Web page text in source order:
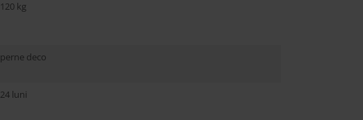
120 kg
perne deco
24 luni